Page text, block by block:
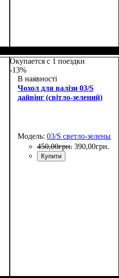
Окупается с 1 поездки
-13%
В наявності
Чохол для валізи 03/S
дайвінг (світло-зелений)
Модель: 03/S светло-зеленый
450,00грн. 390,00грн.
Купити